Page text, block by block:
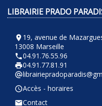
LIBRAIRIE PRADO
room 19, avenue de
13008 Marseille
phone04.91.76.55.96
local_printshop04.91.77.81.91
alternate_email
query_builderAccès - horaires
emailContact